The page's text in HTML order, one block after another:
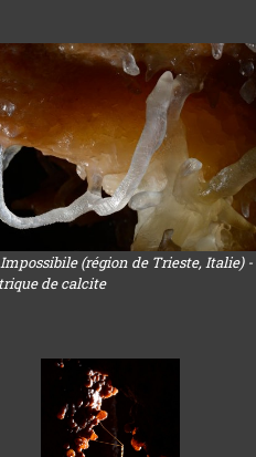
(région de Trieste, Italie) -
de calcite